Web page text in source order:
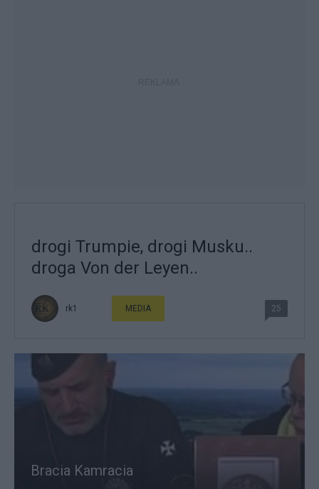
drogi Trumpie, drogi Musku..
droga Von der Leyen..
rk1 MEDIA 25
Bracia Kamracia